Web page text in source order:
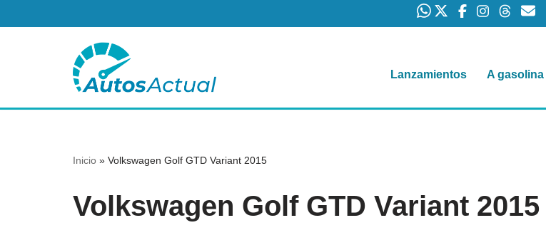
contenido
Lanzamientos A gasolina
Inicio » Volkswagen Golf GTD Variant 2015
Volkswagen Golf GTD Variant 2015